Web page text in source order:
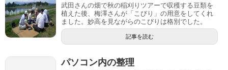
武田さんの畑で秋の稲刈りツアーで収穫する豆類を
植えた後、梅澤さんが「こびり」の用意をしてくれ
ました。妙高を見ながらのこびりは格別でした。
記事を読む
パソコン内の整理